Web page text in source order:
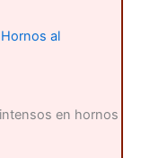
al
en hornos